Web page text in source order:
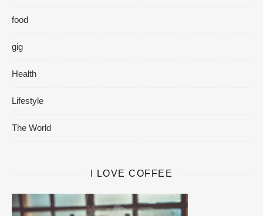
food
gig
Health
Lifestyle
The World
I LOVE COFFEE